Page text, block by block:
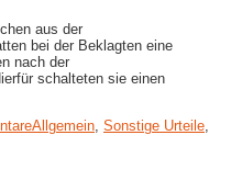
aus der
bei der Beklagten eine
nach der
schalteten sie einen
Allgemein Sonstige Urteile